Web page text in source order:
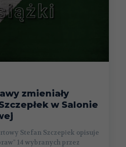
zmieniały
w Salonie
Stefan Szczepłek opisuje
14 wybranych przez